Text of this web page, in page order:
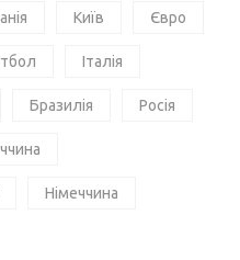
Київ Євро
Італія
Бразилія Росія
Німеччина